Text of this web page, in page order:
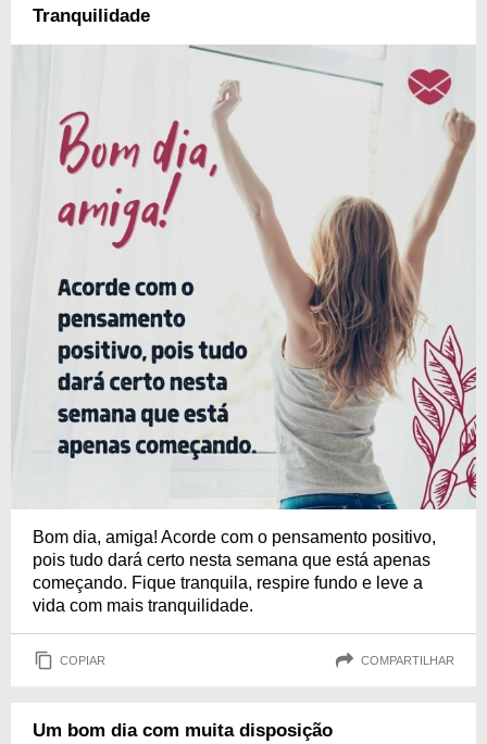
Tranquilidade
Bom dia, amiga! Acorde com o pensamento positivo,
pois tudo dará certo nesta semana que está apenas
começando. Fique tranquila, respire fundo e leve a
vida com mais tranquilidade.
COPIAR COMPARTILHAR
Um bom dia com muita disposição